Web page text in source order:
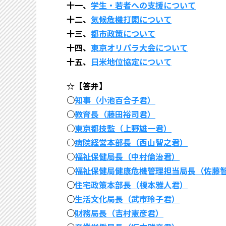
十一、 学生・若者への支援について
十二、 気候危機打開について
十三、 都市政策について
十四、 東京オリパラ大会について
十五、 日米地位協定について
☆【答弁】
○知事（小池百合子君）
○教育長（藤田裕司君）
○東京都技監（上野雄一君）
○病院経営本部長（西山智之君）
○福祉保健局長（中村倫治君）
○福祉保健局健康危機管理担当局長（佐藤
○住宅政策本部長（榎本雅人君）
○生活文化局長（武市玲子君）
○財務局長（吉村憲彦君）